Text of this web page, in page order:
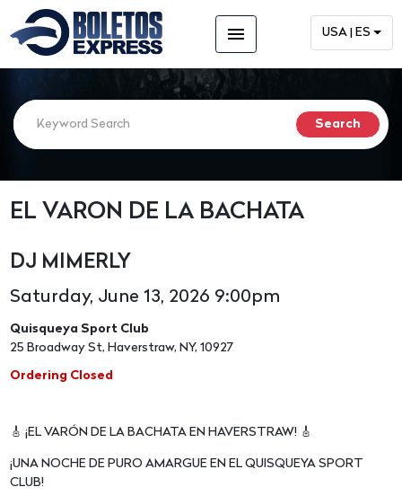
menu USA | ES
EL VARON DE LA BACHATA
DJ MIMERLY
Saturday, June 13, 2026 9:00pm
Quisqueya Sport Club
25 Broadway St, Haverstraw, NY, 10927
Ordering Closed
🎸 ¡EL VARÓN DE LA BACHATA EN HAVERSTRAW! 🎸
¡UNA NOCHE DE PURO AMARGUE EN EL QUISQUEYA SPORT
CLUB!